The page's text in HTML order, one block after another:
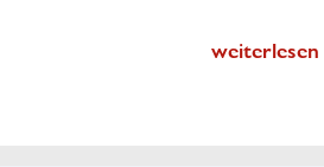
weiterlesen